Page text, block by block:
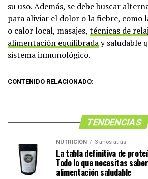
su uso. Además, se debe buscar
para aliviar el dolor o la fiebre, como
o calor local, masajes, técnicas de
alimentación equilibraday saludable
sistema inmunológico.
CONTENIDO RELACIONADO:
TENDENCIAS
NUTRICIÓN 3 años atrás
La tabla definitiva de
Todo lo que necesitas
alimentación saludable